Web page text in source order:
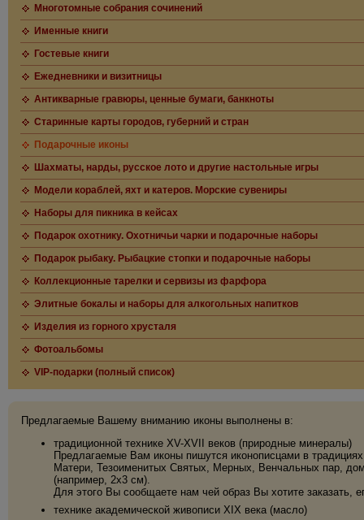
Многотомные собрания сочинений
Именные книги
Гостевые книги
Ежедневники и визитницы
Антикварные гравюры, ценные бумаги, банкноты
Старинные карты городов, губерний и стран
Подарочные иконы
Шахматы, нарды, русское лото и другие настольные игры
Модели кораблей, яхт и катеров. Морские сувениры
Наборы для пикника в кейсах
Подарок охотнику. Охотничьи чарки и подарочные наборы
Подарок рыбаку. Рыбацкие стопки и подарочные наборы
Коллекционные тарелки и сервизы из фарфора
Элитные бокалы и наборы для алкогольных напитков
Изделия из горного хрусталя
Фотоальбомы
VIP-подарки (полный список)
Предлагаемые Вашему вниманию иконы выполнены в:
традиционной технике XV-XVII веков (природные минералы)
Предлагаемые Вам иконы пишутся иконописцами в
Матери, Тезоименитых Святых, Мерных, Венчальных пар,
(например, 2х3 см).
Для этого Вы сообщаете нам чей образ Вы хотите заказать,
технике академической живописи XIX века (масло)